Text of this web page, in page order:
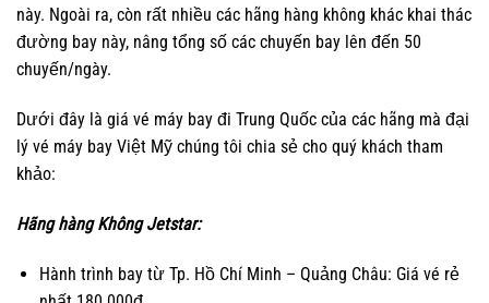
này. Ngoài ra, còn rất nhiều các hãng hàng không khác khai thác
đường bay này, nâng tổng số các chuyến bay lên đến 50
chuyến/ngày.
Dưới đây là giá vé máy bay đi Trung Quốc của các hãng mà đại
lý vé máy bay Việt Mỹ chúng tôi chia sẻ cho quý khách tham
khảo:
Hãng hàng Không Jetstar:
Hành trình bay từ Tp. Hồ Chí Minh – Quảng Châu: Giá vé rẻ